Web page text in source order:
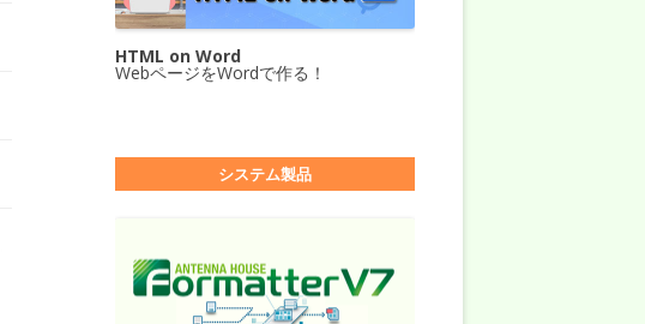
HTML on Word
WebページをWordで作る！
システム製品